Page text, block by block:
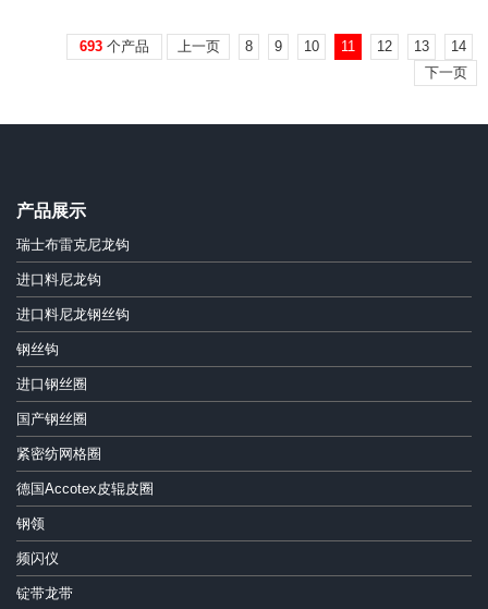
693 个产品 上一页 8 9 10 11 12 13
14
下一页
产品展示
瑞士布雷克尼龙钩
进口料尼龙钩
进口料尼龙钢丝钩
钢丝钩
进口钢丝圈
国产钢丝圈
紧密纺网格圈
德国Accotex皮辊皮圈
钢领
频闪仪
锭带龙带